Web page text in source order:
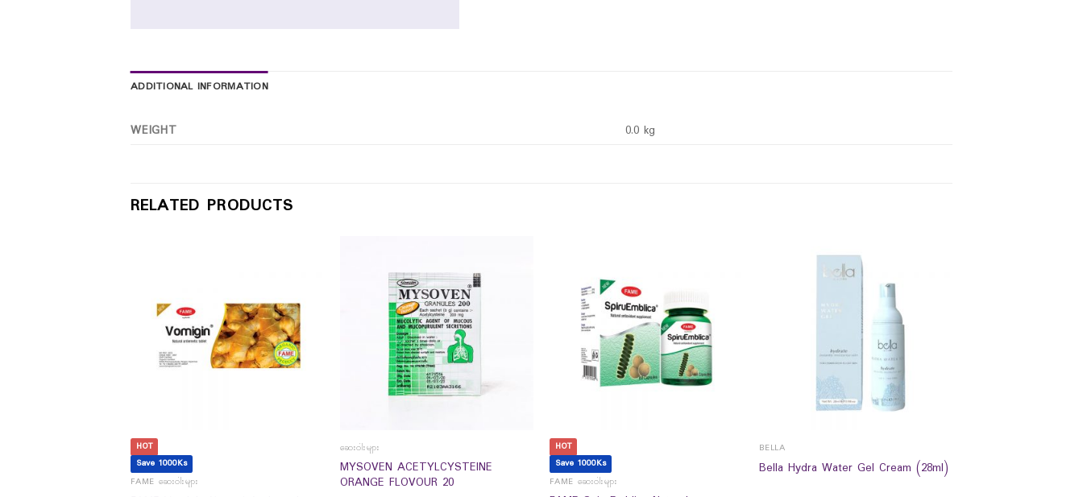
ADDITIONAL INFORMATION
WEIGHT 0.0 kg
RELATED PRODUCTS
HOT
Save 1000Ks
FAME ဆေးဝါးများ
ဆေးဝါးများ
MYSOVEN ACETYLCYSTEINE
ORANGE FLOVOUR 20
HOT
Save 1000Ks
FAME ဆေးဝါးများ
BELLA
Bella Hydra Water Gel Cream (28ml)